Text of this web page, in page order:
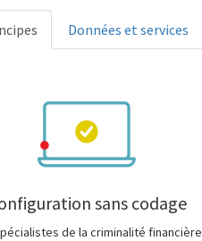
Données et services
sans codage
de la criminalité financière